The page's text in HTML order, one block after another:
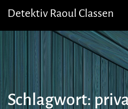
Detektiv Raoul Classen
Schlagwort: